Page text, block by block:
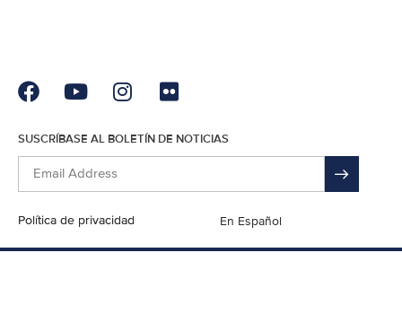
SUSCRÍBASE AL BOLETÍN DE NOTICIAS
Política de privacidad En Español